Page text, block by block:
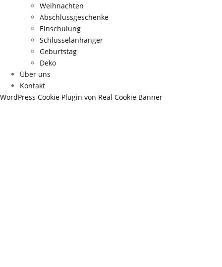
Weihnachten
Abschlussgeschenke
Einschulung
Schlüsselanhänger
Geburtstag
Deko
Über uns
Kontakt
WordPress Cookie Plugin von Real Cookie Banner